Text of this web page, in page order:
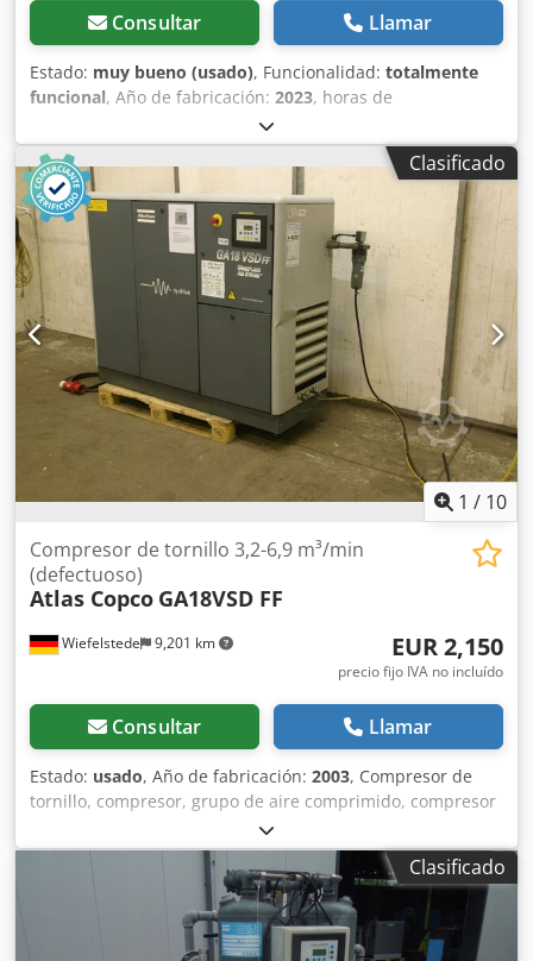
componente y 2 componentes (de baja a media viscosidad,
incluso abrasivos). Los depósitos tienen 50 y 20 litros.
Tensión de control: 24 V CC Conexión a la red: según el
esquema eléctrico Corriente nominal: según el esquema
eléctrico Consumo de energía: según el esquema eléctrico
Fusible: según el esquema eléctrico Presión de
funcionamiento: 6 bar Monitorización de la presión: 4 bar
Temperatura de funcionamiento: +10 °C a +40 °C
Temperatura de almacenamiento: -20 °C a +60 °C
Humedad: 10 % a 85 % (no condensante) Grado de
protección del armario de control: IP54 Grado de
protección del equipo completo: IP20 Superficie de
instalación: máx. 0,5 % de inclinación. Espacio libre
alrededor del equipo: 0,8 m Espacio libre delante del
armario de
Consultar Llamar
Estado: muy bueno (usado), Funcionalidad: totalmente
funcional, Año de fabricación: 2023, horas de
, Nivel de emisiones 5, presión de
funcionamiento de 7,0 bares, caudal de 7,0 m³/min;
presión de funcionamiento de 8,6 bares, caudal de 6,0
m³/min; presión de funcionamiento de 10,3 bares, caudal
de 5,0 m³/min. Cedpfeznww Hsx Andjrf
Clasificado
1 / 10
Wiefelstede 9,201 km
Compresor de tornillo 3,2-6,9 m³/min
(defectuoso)
Atlas Copco GA18VSD FF
EUR 2,150
precio fijo IVA no incluído
Consultar Llamar
Estado: usado, Año de fabricación: 2003, Compresor de
tornillo, compresor, grupo de aire comprimido, compresor
de aire comprimido estacionario Crodpfx Anjhabk Dedof -
Entrega en el estado actual, tal como se ha inspeccionado -
Defectuoso, no funciona, problema: el variador de
frecuencia no se comunica con el software -Caudal: 3,2-6,9
m³/min -Potencia del motor: 18-24 kW -Construcción:
encapsulado -Presión máxima: 12,75 bares -Horas de
Clasificado